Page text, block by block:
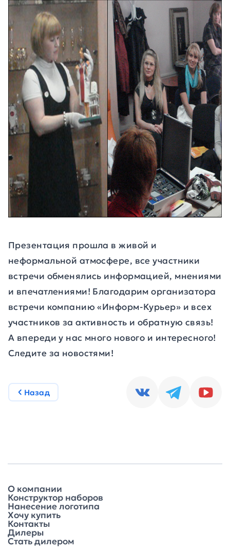
Презентация прошла в живой и
неформальной атмосфере, все участники
встречи обменялись информацией, мнениями
и впечатлениями! Благодарим организатора
встречи компанию «Информ-Курьер» и всех
участников за активность и обратную связь!
А впереди у нас много нового и интересного!
Следите за новостями!
Назад
О компании
Конструктор наборов
Нанесение логотипа
Хочу купить
Контакты
Дилеры
Стать дилером